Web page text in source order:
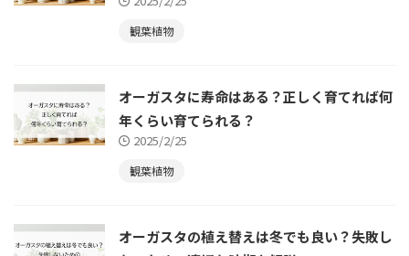
観葉植物
オーガスタに寿命はある？正しく育てれば何
年くらい育てられる？
2025/2/25
観葉植物
オーガスタの植え替えは冬でも良い？失敗し